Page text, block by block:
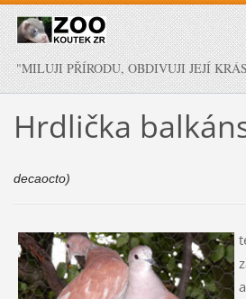
"MILUJI PŘÍRODU, OBDIVUJI JEJÍ
Hrdlička
decaocto)